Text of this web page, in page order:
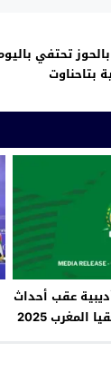
تحتفي
بتاحناوت
عقب أحداث
2025